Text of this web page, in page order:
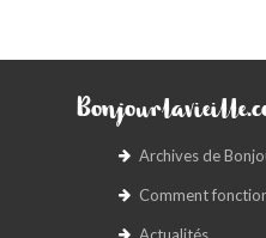
Archives de
Comment
Actualités